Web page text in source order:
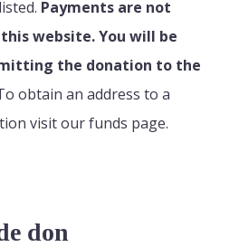
Payments are not
website. You will be
the donation to the
obtain an address to a
visit our funds page.
don